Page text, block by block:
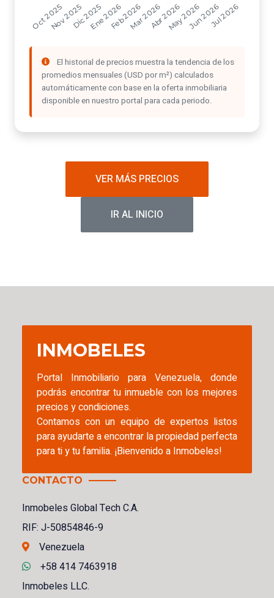
El historial de precios muestra la tendencia de los
promedios mensuales (USD por m²) calculados
automáticamente con base en la oferta inmobiliaria
disponible en nuestro portal para cada periodo.
VER MÁS PRECIOS
IR AL INICIO
INMOBELES
Portal Inmobiliario para Venezuela, donde
podrás encontrar tu inmueble con los mejores
precios y condiciones.
Contamos con un equipo de expertos listos
para ayudarte a encontrar la propiedad perfecta
para ti y tu familia. ¡Bienvenido a Inmobeles!
CONTACTO
Inmobeles Global Tech C.A.
RIF: J-50854846-9
Venezuela
+58 414 7463918
Inmobeles LLC.